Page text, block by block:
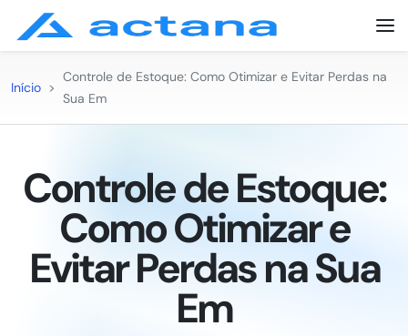
Início >
Controle de Estoque: Como Otimizar e Evitar Perdas na
Sua Em
Controle de Estoque:
Como Otimizar e
Evitar Perdas na Sua
Em